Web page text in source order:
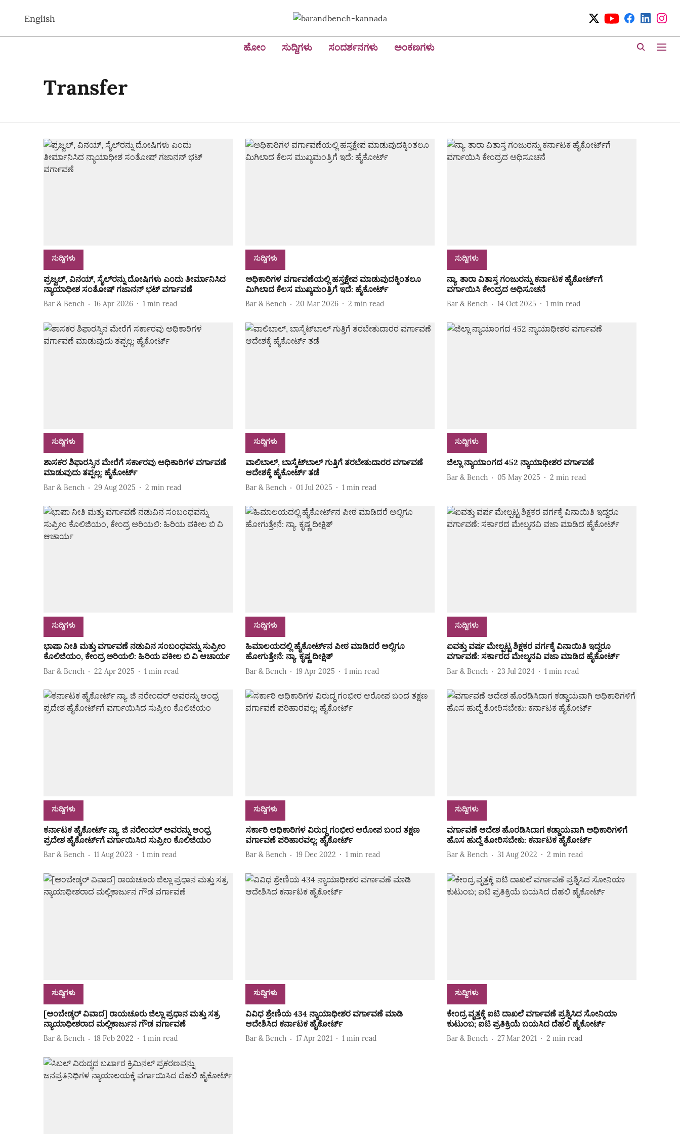
English
ಹೋಂ ಸುದ್ದಿಗಳು ಸಂದರ್ಶನಗಳು ಅಂಕಣಗಳು
Transfer
ಸುದ್ದಿಗಳು
ಪ್ರಜ್ವಲ್‌, ವಿನಯ್‌, ಸೈಲ್‌ರನ್ನು ದೋಷಿಗಳು ಎಂದು ತೀರ್ಮಾನಿಸಿದ
ನ್ಯಾಯಾಧೀಶ ಸಂತೋಷ್‌ ಗಜಾನನ್‌ ಭಟ್‌ ವರ್ಗಾವಣೆ
Bar & Bench 16 Apr 2026 1 min read
ಸುದ್ದಿಗಳು
ಅಧಿಕಾರಿಗಳ ವರ್ಗಾವಣೆಯಲ್ಲಿ ಹಸ್ತಕ್ಷೇಪ ಮಾಡುವುದಕ್ಕಿಂತಲೂ
ಮಿಗಿಲಾದ ಕೆಲಸ ಮುಖ್ಯಮಂತ್ರಿಗೆ ಇದೆ: ಹೈಕೋರ್ಟ್‌
Bar & Bench 20 Mar 2026 2 min read
ಸುದ್ದಿಗಳು
ನ್ಯಾ. ತಾರಾ ವಿತಾಸ್ತ ಗಂಜುರನ್ನು ಕರ್ನಾಟಕ ಹೈಕೋರ್ಟ್‌ಗೆ
ವರ್ಗಾಯಿಸಿ ಕೇಂದ್ರದ ಅಧಿಸೂಚನೆ
Bar & Bench 14 Oct 2025 1 min read
ಸುದ್ದಿಗಳು
ಶಾಸಕರ ಶಿಫಾರಸ್ಸಿನ ಮೇರೆಗೆ ಸರ್ಕಾರವು ಅಧಿಕಾರಿಗಳ ವರ್ಗಾವಣೆ
ಮಾಡುವುದು ತಪ್ಪಲ್ಲ: ಹೈಕೋರ್ಟ್
Bar & Bench 29 Aug 2025 2 min read
ಸುದ್ದಿಗಳು
ವಾಲಿಬಾಲ್‌, ಬಾಸ್ಕೆಟ್‌ಬಾಲ್‌ ಗುತ್ತಿಗೆ ತರಬೇತುದಾರರ ವರ್ಗಾವಣೆ
ಆದೇಶಕ್ಕೆ ಹೈಕೋರ್ಟ್‌ ತಡೆ
Bar & Bench 01 Jul 2025 1 min read
ಸುದ್ದಿಗಳು
ಜಿಲ್ಲಾ ನ್ಯಾಯಾಂಗದ 452 ನ್ಯಾಯಾಧೀಶರ ವರ್ಗಾವಣೆ
Bar & Bench 05 May 2025 2 min read
ಸುದ್ದಿಗಳು
ಭಾಷಾ ನೀತಿ ಮತ್ತು ವರ್ಗಾವಣೆ ನಡುವಿನ ಸಂಬಂಧವನ್ನು ಸುಪ್ರೀಂ
ಕೊಲಿಜಿಯಂ, ಕೇಂದ್ರ ಅರಿಯಲಿ: ಹಿರಿಯ ವಕೀಲ ಬಿ ವಿ ಆಚಾರ್ಯ
Bar & Bench 22 Apr 2025 1 min read
ಸುದ್ದಿಗಳು
ಹಿಮಾಲಯದಲ್ಲಿ ಹೈಕೋರ್ಟ್‌ನ ಪೀಠ ಮಾಡಿದರೆ ಅಲ್ಲಿಗೂ
ಹೋಗುತ್ತೇನೆ: ನ್ಯಾ. ಕೃಷ್ಣ ದೀಕ್ಷಿತ್‌
Bar & Bench 19 Apr 2025 1 min read
ಸುದ್ದಿಗಳು
ಐವತ್ತು ವರ್ಷ ಮೇಲ್ಪಟ್ಟ ಶಿಕ್ಷಕರ ವರ್ಗಕ್ಕೆ ವಿನಾಯಿತಿ ಇದ್ದರೂ
ವರ್ಗಾವಣೆ: ಸರ್ಕಾರದ ಮೇಲ್ಮನವಿ ವಜಾ ಮಾಡಿದ ಹೈಕೋರ್ಟ್‌
Bar & Bench 23 Jul 2024 1 min read
ಸುದ್ದಿಗಳು
ಕರ್ನಾಟಕ ಹೈಕೋರ್ಟ್‌ ನ್ಯಾ. ಜಿ ನರೇಂದರ್‌ ಅವರನ್ನು ಆಂಧ್ರ
ಪ್ರದೇಶ ಹೈಕೋರ್ಟ್‌ಗೆ ವರ್ಗಾಯಿಸಿದ ಸುಪ್ರೀಂ ಕೊಲಿಜಿಯಂ
Bar & Bench 11 Aug 2023 1 min read
ಸುದ್ದಿಗಳು
ಸರ್ಕಾರಿ ಅಧಿಕಾರಿಗಳ ವಿರುದ್ಧ ಗಂಭೀರ ಆರೋಪ ಬಂದ ತಕ್ಷಣ
ವರ್ಗಾವಣೆ ಪರಿಹಾರವಲ್ಲ: ಹೈಕೋರ್ಟ್‌
Bar & Bench 19 Dec 2022 1 min read
ಸುದ್ದಿಗಳು
ವರ್ಗಾವಣೆ ಆದೇಶ ಹೊರಡಿಸಿದಾಗ ಕಡ್ಡಾಯವಾಗಿ ಅಧಿಕಾರಿಗಳಿಗೆ
ಹೊಸ ಹುದ್ದೆ ತೋರಿಸಬೇಕು: ಕರ್ನಾಟಕ ಹೈಕೋರ್ಟ್‌
Bar & Bench 31 Aug 2022 2 min read
ಸುದ್ದಿಗಳು
[ಅಂಬೇಡ್ಕರ್‌ ವಿವಾದ] ರಾಯಚೂರು ಜಿಲ್ಲಾ ಪ್ರಧಾನ ಮತ್ತು ಸತ್ರ
ನ್ಯಾಯಾಧೀಶರಾದ ಮಲ್ಲಿಕಾರ್ಜುನ ಗೌಡ ವರ್ಗಾವಣೆ
Bar & Bench 18 Feb 2022 1 min read
ಸುದ್ದಿಗಳು
ವಿವಿಧ ಶ್ರೇಣಿಯ 434 ನ್ಯಾಯಾಧೀಶರ ವರ್ಗಾವಣೆ ಮಾಡಿ
ಆದೇಶಿಸಿದ ಕರ್ನಾಟಕ ಹೈಕೋರ್ಟ್
Bar & Bench 17 Apr 2021 1 min read
ಸುದ್ದಿಗಳು
ಕೇಂದ್ರ ವೃತ್ತಕ್ಕೆ ಐಟಿ ದಾಖಲೆ ವರ್ಗಾವಣೆ ಪ್ರಶ್ನಿಸಿದ ಸೋನಿಯಾ
ಕುಟುಂಬ; ಐಟಿ ಪ್ರತಿಕ್ರಿಯೆ ಬಯಸಿದ ದೆಹಲಿ ಹೈಕೋರ್ಟ್‌
Bar & Bench 27 Mar 2021 2 min read